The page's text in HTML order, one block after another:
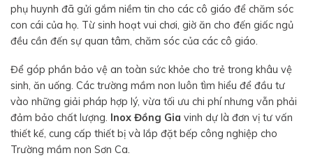
phụ huynh đã gửi gắm niềm tin cho các cô giáo để chăm sóc
con cái của họ. Từ sinh hoạt vui chơi, giờ ăn cho đến giấc ngủ
đều cần đến sự quan tâm, chăm sóc của các cô giáo.
Để góp phần bảo vệ an toàn sức khỏe cho trẻ trong khâu vệ
sinh, ăn uống. Các trường mầm non luôn tìm hiểu để đầu tư
vào những giải pháp hợp lý, vừa tối ưu chi phí nhưng vẫn phải
đảm bảo chất lượng. Inox Đồng Gia vinh dự là đơn vị tư vấn
thiết kế, cung cấp thiết bị và lắp đặt bếp công nghiệp cho
Trường mầm non Sơn Ca.